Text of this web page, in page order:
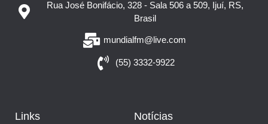
Rua José Bonifácio, 328 - Sala 506 a 509, Ijuí, RS,
Brasil
mundialfm@live.com
(55) 3332-9922
Links Notícias